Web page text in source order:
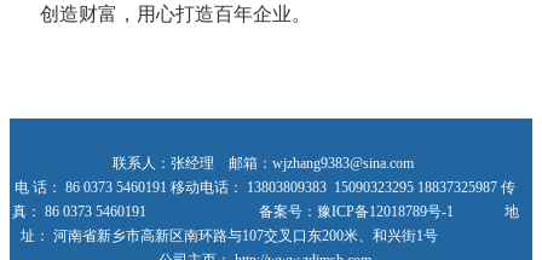
创造财富，用心打造百年企业。
联系人：张经理 邮箱：wjzhang9383@sina.com
电 话： 86 0373 5460191 移动电话： 13803809383 15090323295 18837325987 传
真： 86 0373 5460191 备案号：豫ICP备12018789号-1 地
址： 河南省新乡市高新区南环路与107交叉口东200米、和兴街1号